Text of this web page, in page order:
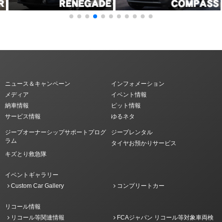
ニュース＆キャンペーン
インフォメーション
メディア
イベント情報
納車情報
ピット情報
サービス情報
ゆるネタ
ジープオーナーシップサポートプログ
ラム
ジープレンタル
タイヤお預かりサービス
キズとり救急隊
イベントギャラリー
Custom Car Gallery
コンプリートカー
リコール情報
リコール等関連情報
FCAジャパン リコール等対象車両検